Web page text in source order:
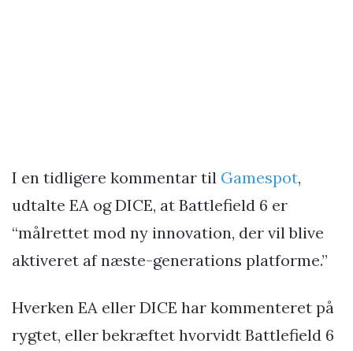
I en tidligere kommentar til Gamespot,
udtalte EA og DICE, at Battlefield 6 er
“målrettet mod ny innovation, der vil blive
aktiveret af næste-generations platforme.”
Hverken EA eller DICE har kommenteret på
rygtet, eller bekræftet hvorvidt Battlefield 6